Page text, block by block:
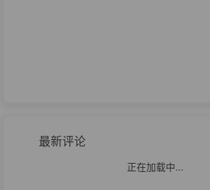
最新评论
正在加载中...